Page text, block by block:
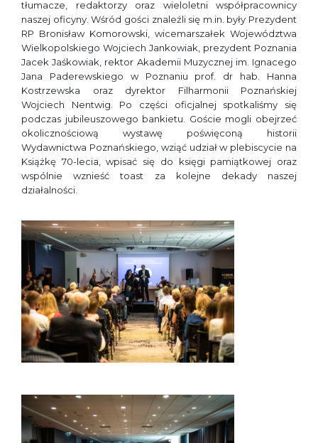
tłumacze, redaktorzy oraz wieloletni współpracownicy
naszej oficyny. Wśród gości znaleźli się m.in. były Prezydent
RP Bronisław Komorowski, wicemarszałek Województwa
Wielkopolskiego Wojciech Jankowiak, prezydent Poznania
Jacek Jaśkowiak, rektor Akademii Muzycznej im. Ignacego
Jana Paderewskiego w Poznaniu prof. dr hab. Hanna
Kostrzewska oraz dyrektor Filharmonii Poznańskiej
Wojciech Nentwig. Po części oficjalnej spotkaliśmy się
podczas jubileuszowego bankietu. Goście mogli obejrzeć
okolicznościową wystawę poświęconą historii
Wydawnictwa Poznańskiego, wziąć udział w plebiscycie na
Książkę 70-lecia, wpisać się do księgi pamiątkowej oraz
wspólnie wznieść toast za kolejne dekady naszej
działalności.